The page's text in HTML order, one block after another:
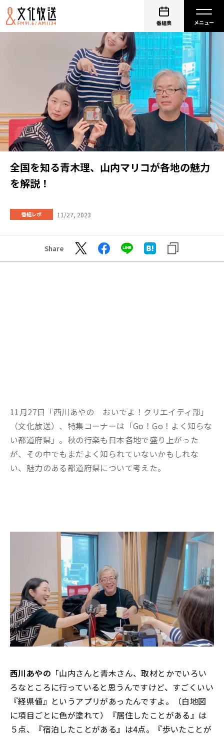
番組表
全国を知る青木理、山内マリコが各地の魅力
を解説！
番組レポ 11/27, 2023
Share
11月27日「西川あやの おいでよ！クリエイティ部」
（文化放送）、特集コーナーは「Go！Go！よく知らな
い都道府県」。秋の行楽も日本各地で盛り上がった
が、その中でもまだよく知られていないかもしれな
い、魅力のある都道府県について考えた。
西川あやの 「山内さんと青木さん、取材とかでいろい
ろなところに行っていると思うんですけど、すごくいい
『経県値』というアプリがあったんですよ。（白地図
に項目ごとに色が塗れて）『居住したことがある』は
５点、『宿泊したことがある』は4点。『歩いたことが